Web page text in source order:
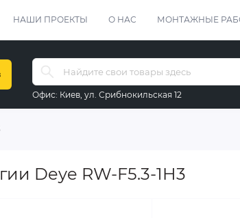
НАШИ ПРОЕКТЫ О НАС МОНТАЖНЫЕ
Офис: Киев, ул. Срибнокильская 12
Deye RW-F5.3-1H3